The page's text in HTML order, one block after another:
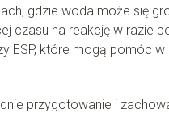
gdzie woda może się
czasu na reakcję w razie
ESP, które mogą pomóc w
przygotowanie i